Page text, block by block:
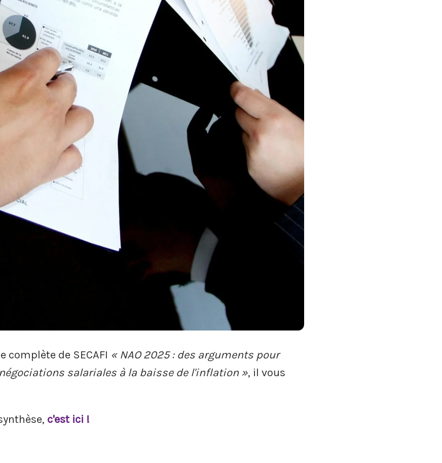
complète de SECAFI « NAO 2025 : des arguments pour
salariales à la baisse de l'inflation », il vous
c'est ici !